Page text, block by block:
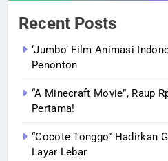
Recent Posts
‘Jumbo’ Film Animasi
Penonton
“A Minecraft Movie”, Raup
Pertama!
“Cocote Tonggo” Hadirkan
Layar Lebar